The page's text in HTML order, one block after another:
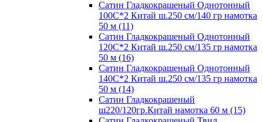
Сатин Гладкокрашеный Однотонный
100С*2 Китай ш.250 см/140 гр намотка
50 м (11)
Сатин Гладкокрашеный Однотонный
120С*2 Китай ш.250 см/135 гр намотка
50 м (16)
Сатин Гладкокрашеный Однотонный
140С*2 Китай ш.250 см/135 гр намотка
50 м (14)
Сатин Гладкокрашеный
ш220/120гр.Китай намотка 60 м (15)